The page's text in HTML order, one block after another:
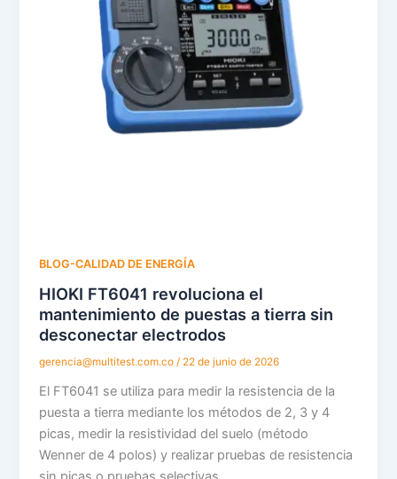
BLOG-CALIDAD DE ENERGÍA
HIOKI FT6041 revoluciona el
mantenimiento de puestas a tierra sin
desconectar electrodos
gerencia@multitest.com.co/ 22 de junio de 2026
El FT6041 se utiliza para medir la resistencia de la
puesta a tierra mediante los métodos de 2, 3 y 4
picas, medir la resistividad del suelo (método
Wenner de 4 polos) y realizar pruebas de resistencia